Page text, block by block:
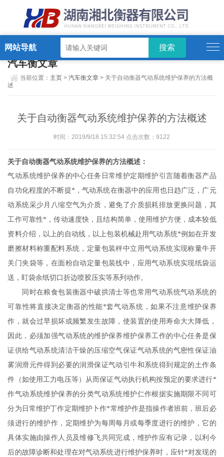
网站导航
汽车衡文章
当前位置： 主页 >汽车衡文章 > 关于自动衡器气动系统维护保养的方法概
述
关于自动衡器气动系统维护保养的方法概述
时间：2019/9/18 15:32:54 点击次数：9122
关于自动衡器气动系统维护保养的方法概述：
气动系统维护保养的中心任务日常维护定期维护引言随着衡器产品
自功化程度的不断提*，气动系统在衡器中的应用也日趋广泛，广元
动系统采少月八缩空气为介质，避免了介质损耗排放更换问题，其
工作可靠性*，传动速度快，且结构简单，使用维护方便，成本较低
资料介绍，以上的自动线，以上包装机械赴用气动系统*例如在开发
磨擦材料称重配料系统，定量包装秤中立用气动系统实现称量牛开
关门夹袋等，在面粉自动定量包装线中，应用气动系统实现纸袋运
送，盯袋余纸切口折边喷胶压实等系列动作。
同时在粮食包装衡器中破拱清士等也常用气动系统气动系统的
可靠性将直接决定衡器的性能*套气动系统，如果不注意维护保养
作，就会过早损坏或频繁发生故障，使装置的使用寿命大大降低，
因此，必须加强气动系统的维护保养维护保养工作的中心任务是保
证供给气动系统清洁干燥的压缩空气保证气动系统的气密性保证油
雾润滑元件得到必要的润滑保证气动引牛和系统得到规定的土作条
件（如使用工力电压等）从而保证气动执行机构按预定的要求进行*
作气动系统维护保养的分类气动系统维护仁作根据实施期限不同可
分为日常维护丁作定期维护卜作*常维护作是指操作者班前，班后必
须进行的维护作，定期维护为每周每月或每季度进行的维护，它的
具体实施由操作人员及维修飞共同完成，维护作应有记录，以利今
后的故障诊断和处理在对气动系统进行维护保养时，应针*对发现的